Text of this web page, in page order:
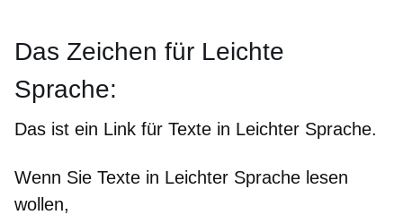
Das Zeichen für Leichte
Sprache:
Das ist ein Link für Texte in Leichter Sprache.
Wenn Sie Texte in Leichter Sprache lesen
wollen,